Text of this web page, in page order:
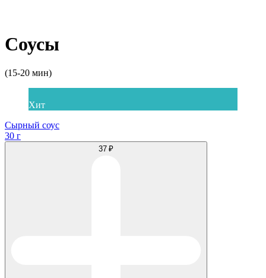
Соусы
(15-20 мин)
Хит
Сырный соус
30 г
37 ₽